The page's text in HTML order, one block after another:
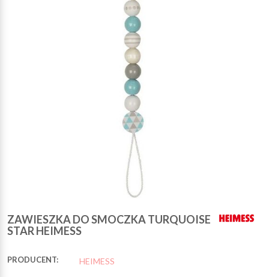
ZAWIESZKA DO SMOCZKA TURQUOISE
STAR HEIMESS
PRODUCENT: HEIMESS